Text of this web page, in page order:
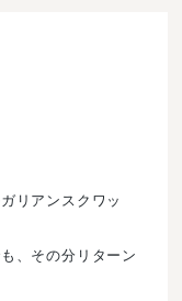
リアンスクワッ
、その分リターン